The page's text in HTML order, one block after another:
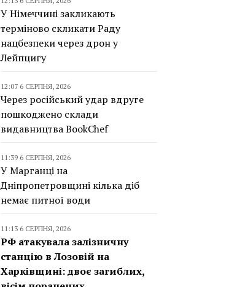
У Німеччині закликають
терміново скликати Раду
нацбезпеки через дрон у
Лейпцигу
12:07 6 СЕРПНЯ, 2026
Через російський удар вдруге
пошкоджено склади
видавництва BookChef
11:39 6 СЕРПНЯ, 2026
У Марганці на
Дніпропетровщині кілька діб
немає питної води
11:13 6 СЕРПНЯ, 2026
РФ атакувала залізничну
станцію в Лозовій на
Харківщині: двоє загиблих,